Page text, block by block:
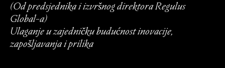
(Od predsjednika i izvršnog direktora Regulus
Global-a)
Ulaganje u zajedničku budućnost inovacije,
zapošljavanja i prilika